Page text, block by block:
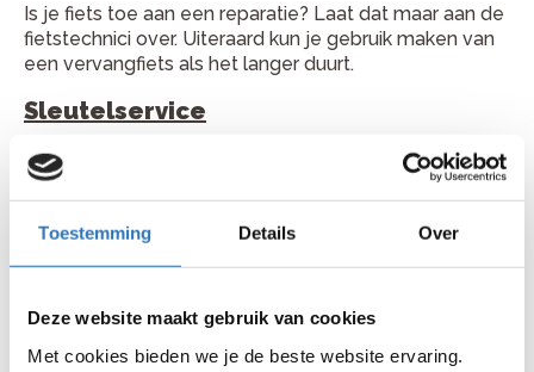
Toestemming Details Over
Deze website maakt gebruik van cookies
Met cookies bieden we je de beste website ervaring.
Is je fiets toe aan een reparatie? Laat dat maar aan de
fietstechnici over. Uiteraard kun je gebruik maken van
een vervangfiets als het langer duurt.
Sleutelservice
Raak je één van je twee fietssleutels kwijt, dan kan je
gewoon online direct een nieuwe bestellen.
Cadeaupas
Fietsverhuur